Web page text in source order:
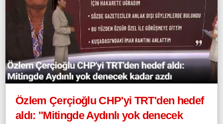
Özlem Çerçioğlu CHP'yi TRT'den hedef
aldı: "Mitingde Aydınlı yok denecek